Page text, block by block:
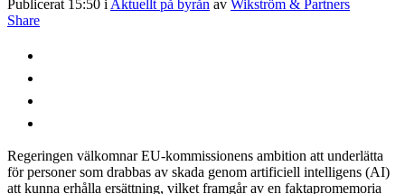
Publicerat 15:50 i Aktuellt på byrån av Wikström & Partners
Share
Regeringen välkomnar EU-kommissionens ambition att underlätta
för personer som drabbas av skada genom artificiell intelligens (AI)
att kunna erhålla ersättning, vilket framgår av en faktapromemoria